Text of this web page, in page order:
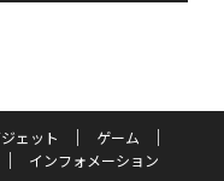
ェット
ゲーム
インフォメーション